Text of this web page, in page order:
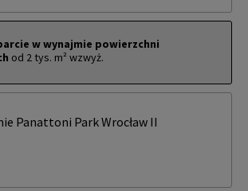
w wynajmie powierzchni
od 2 tys. m² wzwyż.